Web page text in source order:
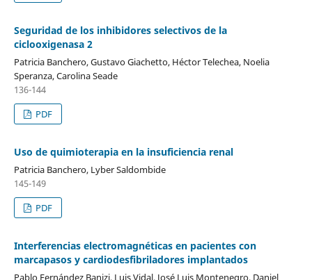
Seguridad de los inhibidores selectivos de la
ciclooxigenasa 2
Patricia Banchero, Gustavo Giachetto, Héctor Telechea, Noelia
Speranza, Carolina Seade
136-144
PDF
Uso de quimioterapia en la insuficiencia renal
Patricia Banchero, Lyber Saldombide
145-149
PDF
Interferencias electromagnéticas en pacientes con
marcapasos y cardiodesfibriladores implantados
Pablo Fernández Banizi, Luis Vidal, José Luis Montenegro, Daniel